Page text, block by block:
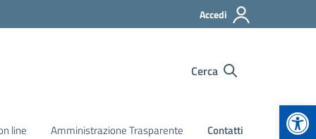
Accedi
Cerca
line Amministrazione Trasparente Contatti